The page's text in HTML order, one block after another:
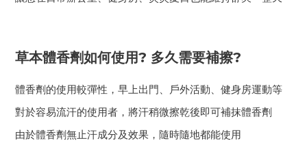
草本體香劑如何使用? 多久需要補擦?
體香劑的使用較彈性，早上出門、戶外活動、健身房運動等
對於容易流汗的使用者，將汗稍微擦乾後即可補抹體香劑
由於體香劑無止汗成分及效果，隨時隨地都能使用